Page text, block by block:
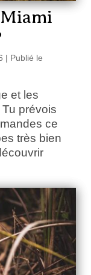
| Publié le
et les
prévois
ce
très bien